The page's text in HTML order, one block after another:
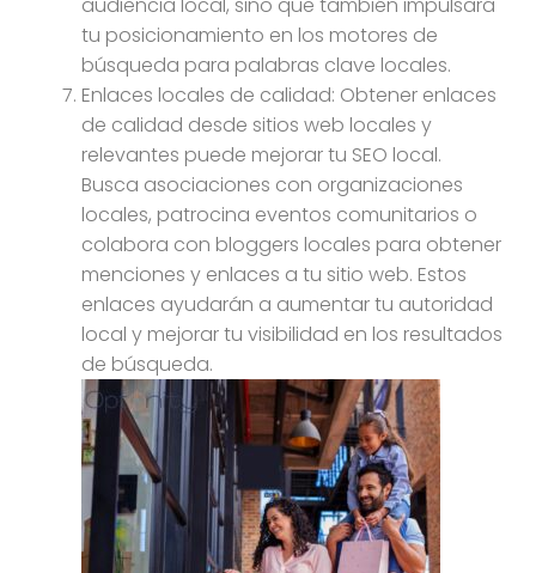
tu posicionamiento en los motores de
búsqueda para palabras clave locales.
Enlaces locales de calidad: Obtener enlaces
de calidad desde sitios web locales y
relevantes puede mejorar tu SEO local.
Busca asociaciones con organizaciones
locales, patrocina eventos comunitarios o
colabora con bloggers locales para obtener
menciones y enlaces a tu sitio web. Estos
enlaces ayudarán a aumentar tu autoridad
local y mejorar tu visibilidad en los resultados
de búsqueda.